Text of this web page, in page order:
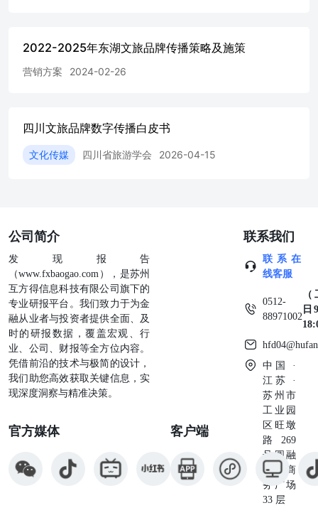
造虚实融合的沉浸式体验场景 上海浦东文明“猫游浦东”项
目生动地展示了AI如何创造全新的文旅叙事。该项目让用
味性，为城市形象注入了年轻与创意的活力。 吉林文旅
在“长白天下雪，天下人的雪”主题推广中，创新引入AI技术
进行宣传内容创作。通过AI制作的武侠风格视频，生动演
在文旅传播中，AIGC意味着可以用“小成本”撬动“大制
而在激烈的注意力竞争中获得一席之地。它打破了创意生产
的人力、时间和成本边界，使“千人千面”的个性化体验
和“瞬息万变”的动态内容传播成为可能。 AIGC深度融合创
意全流程 AI的应用将从零散的“点”状尝试，发展为贯穿“策
划-生成-分发-优化”的全流程赋能。在策划阶段，AI可分析
海量数据预测下一个热点文化元素；在生成阶段，可自动生
成针对不同平台、不同客群的宣传视频切片和文案；在分发
后，可实时分析反馈并优化后续内容策略。可以预测，在
2026年，AI创意、AI共生将大量进入文旅传播的全链条。
公众号·中传区域品牌与传播研究院 素人引力场 回望·关键
词 景区人气NPC盘点（部分） 由普通人承载、真实鲜活
的“魅力个体”，正成为连接年轻消费者与目的地的新型流量
入口 与过去依赖厚重历史或巨资打造的顶层IP不同，“草根
IP”以其未经过度包装的真实性，更易击穿圈层、引发共
鸣，为目的地开辟了低成本、高转化的流量新通道，并在线
下成为独特的核心吸引力。文旅传播的流量获取路径变为发
现、赋能并联动这些原生的“魅力个体”。 草根IP类型 个人
2022-2025年东湖文旅品牌传播策略及施策
营销方案 2024-02-26
四川文旅品牌数字传播白皮书
文化传媒 四川省旅游学会 2026-04-15
公司简介
发现报告
（www.fxbaogao.com），是苏州
互方得信息科技有限公司旗下的
专业研报平台。我们致力于为金
融从业者与投资者提供全面、及
时的研报数据，覆盖宏观、行
业、公司、财报等全方位内容。
凭借前沿的技术与极简的设计，
我们助您高效获取关键信息，实
现深度洞察与精准决策。
官方媒体 客户端
联系我们
联系在
线客服
0512-
88971002
日
中国 ·
江苏 ·
苏州市
工业园
区旺墩
路269
号圆融
星座商
务广场
33 层